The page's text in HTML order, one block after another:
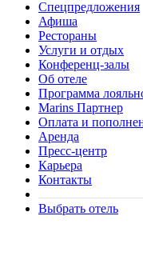
Спецпредложения
Афиша
Рестораны
Услуги и отдых
Конференц-залы
Об отеле
Программа
Marins Партнер
Оплата и
Аренда
Пресс-центр
Карьера
Контакты
Выбрать отель